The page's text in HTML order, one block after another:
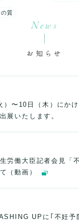
質
News
お知らせ
）〜10日（木）にか
展いたします。
労働大臣記者会見「
（動画）
UPに｢不妊予